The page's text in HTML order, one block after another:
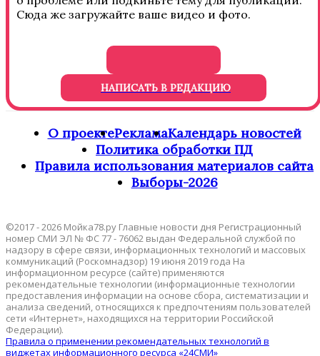
Сюда же загружайте ваше видео и фото.
НАПИСАТЬ В РЕДАКЦИЮ
О проектеРекламаКалендарь новостей
Политика обработки ПД
Правила использования материалов сайта
Выборы-2026
©2017 - 2026 Мойка78.ру Главные новости дня Регистрационный
номер СМИ ЭЛ № ФС 77 - 76062 выдан Федеральной службой по
надзору в сфере связи, информационных технологий и массовых
коммуникаций (Роскомнадзор) 19 июня 2019 года На
информационном ресурсе (сайте) применяются
рекомендательные технологии (информационные технологии
предоставления информации на основе сбора, систематизации и
анализа сведений, относящихся к предпочтениям пользователей
сети «Интернет», находящихся на территории Российской
Федерации).
Правила о применении рекомендательных технологий в
виджетах информационного ресурса «24СМИ»